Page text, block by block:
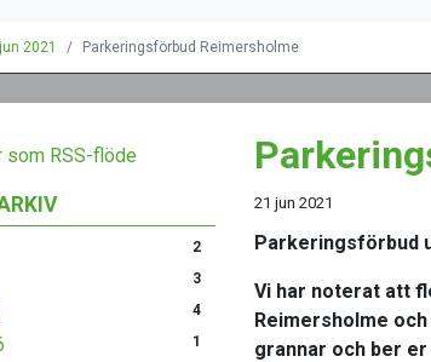
jun 2021 Parkeringsförbud Reimersholme
som RSS-flöde
2
3
4
1
21 jun 2021
Parkeringsförbud
Vi har noterat att
Reimersholme
grannar och ber